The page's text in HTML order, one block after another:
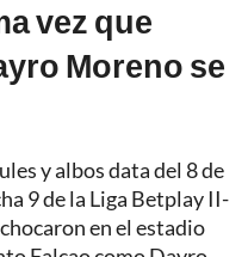
vez que
Moreno se
y albos data del 8 de
9 de la Liga Betplay II-
en el estadio